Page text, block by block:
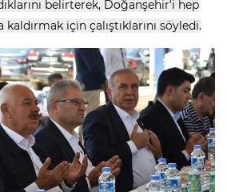
belirterek, Doğanşehir'i hep
için çalıştıklarını söyledi.